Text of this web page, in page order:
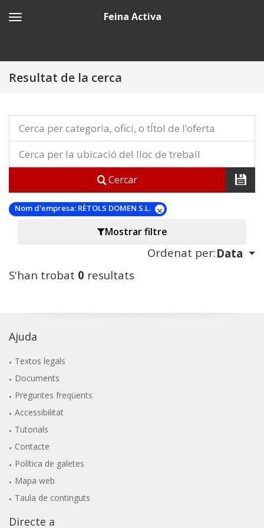
Feina Activa
Resultat de la cerca
Cercar
Nom d'empresa: RÈTOLS DOMEN S.L.
Mostrar filtre
Ordenat per:Data
S'han trobat 0 resultats
Ajuda
Textos legals
Documents
Preguntes freqüents
Accessibilitat
Tutorials
Contacte
Política de galetes
Mapa web
Taula de continguts
Directe a